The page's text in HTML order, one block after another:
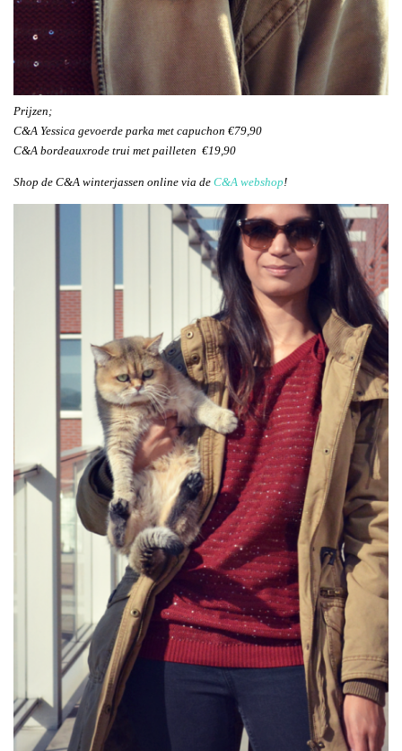
Prijzen;
C&A Yessica gevoerde parka met capuchon €79,90
C&A bordeauxrode trui met pailleten €19,90
Shop de C&A winterjassen online via de C&A webshop!